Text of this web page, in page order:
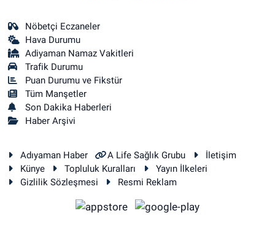
Nöbetçi Eczaneler
Hava Durumu
Adiyaman Namaz Vakitleri
Trafik Durumu
Puan Durumu ve Fikstür
Tüm Manşetler
Son Dakika Haberleri
Haber Arşivi
Adıyaman Haber A Life Sağlık Grubu
İletişim
Künye
Topluluk Kuralları
Yayın İlkeleri
Gizlilik Sözleşmesi
Resmi Reklam